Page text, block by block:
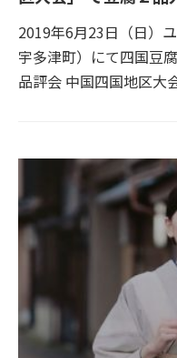
2019年6月23日（日）
宇多津町）にて四国豆
品評会 中国四国地区